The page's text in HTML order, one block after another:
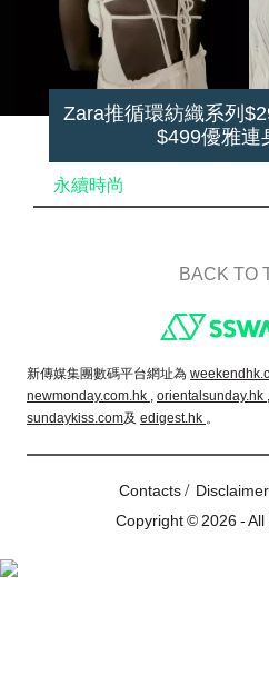
Zara推循環紡織系列
$499優雅連
永續時尚
BACK TO
新傳媒集團數碼平台網址為
newmonday.com.hk , orientalsunday.hk ,
sundaykiss.com及 edigest.hk 。
Contacts/ Disclaimer
Copyright © 2026 -